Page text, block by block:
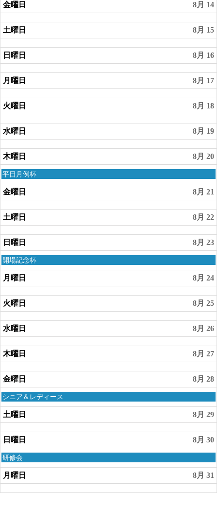
金曜日 8月 14
土曜日 8月 15
日曜日 8月 16
月曜日 8月 17
火曜日 8月 18
水曜日 8月 19
木曜日 8月 20
木
曜
日,
8
月
20th
2026
平日月例杯
金曜日 8月 21
土曜日 8月 22
日曜日 8月 23
日
曜
日,
8
月
23rd
2026
開場記念杯
月曜日 8月 24
火曜日 8月 25
水曜日 8月 26
木曜日 8月 27
金曜日 8月 28
金
曜
日,
8
月
28th
2026
シニア＆レディース
土曜日 8月 29
日曜日 8月 30
日
曜
日,
8
月
研修会
月曜日 8月 31